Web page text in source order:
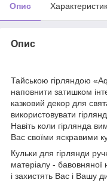
Опис
Опис
Тайською гірляндою
наповнити затишком
казковий декор для
використовувати
Навіть коли гірлянда
Вас своїми яскравими
Кульки для гірлянди
матеріалу - бавовняної
і захистять Вас і Вашу